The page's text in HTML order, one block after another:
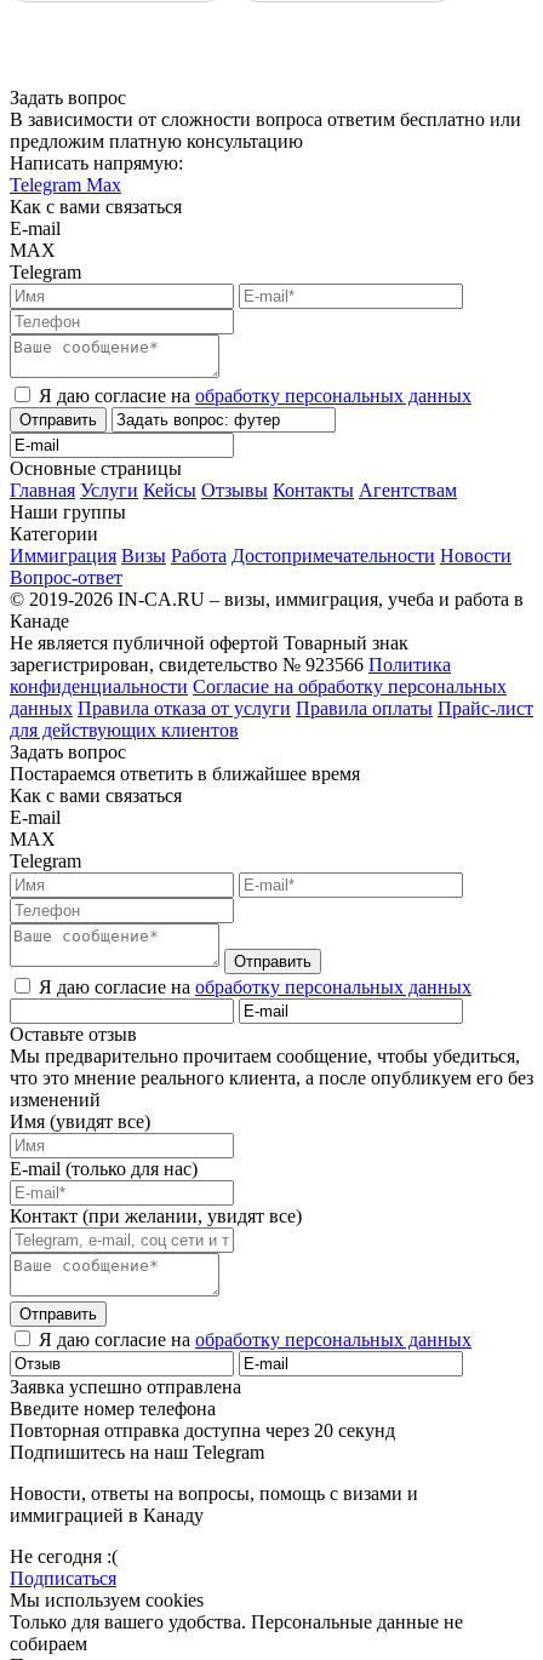
Задать вопрос
В зависимости от сложности вопроса ответим бесплатно или
предложим платную консультацию
Написать напрямую:
Telegram Max
Как с вами связаться
E-mail
MAX
Telegram
Я даю согласие на обработку персональных данных
Отправить
Основные страницы
Главная Услуги Кейсы Отзывы Контакты Агентствам
Наши группы
Категории
Иммиграция Визы Работа Достопримечательности Новости
Вопрос-ответ
© 2019-2026 IN-CA.RU – визы, иммиграция, учеба и работа в
Канаде
Не является публичной офертой Товарный знак
зарегистрирован, свидетельство № 923566 Политика
конфиденциальности Согласие на обработку персональных
данных Правила отказа от услуги Правила оплаты Прайс-лист
для действующих клиентов
Задать вопрос
Постараемся ответить в ближайшее время
Как с вами связаться
E-mail
MAX
Telegram
Отправить
Я даю согласие на обработку персональных данных
Оставьте отзыв
Мы предварительно прочитаем сообщение, чтобы убедиться,
что это мнение реального клиента, а после опубликуем его без
изменений
Имя (увидят все)
E-mail (только для нас)
Контакт (при желании, увидят все)
Отправить
Я даю согласие на обработку персональных данных
Заявка успешно отправлена
Введите номер телефона
Повторная отправка доступна через 20 секунд
Подпишитесь на наш Telegram
Новости, ответы на вопросы, помощь с визами и
иммиграцией в Канаду
Не сегодня :(
Подписаться
Мы используем cookies
Только для вашего удобства. Персональные данные не
собираем